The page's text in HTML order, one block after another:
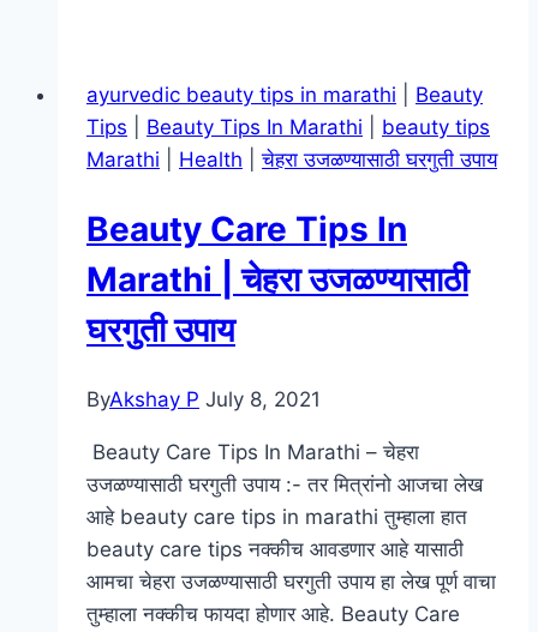
Marathi
|
ब्युटी
माहिती
ब्युटी
पार्लर
कसा
करावा
ayurvedic beauty tips in marathi
Beauty
Tips
Beauty Tips In Marathi
beauty tips
Marathi
Health |चेहरा उजळण्यासाठी घरगुती उपाय
Beauty Care Tips In
Marathi | चेहरा उजळण्यासाठी
घरगुती उपाय
ByAkshay P July 8, 2021
Beauty Care Tips In Marathi – चेहरा
उजळण्यासाठी घरगुती उपाय :- तर मित्रांनो आजचा लेख
आहे beauty care tips in marathi तुम्हाला हात
beauty care tips नक्कीच आवडणार आहे यासाठी
आमचा चेहरा उजळण्यासाठी घरगुती उपाय हा लेख पूर्ण वाचा
तुम्हाला नक्कीच फायदा होणार आहे. Beauty Care